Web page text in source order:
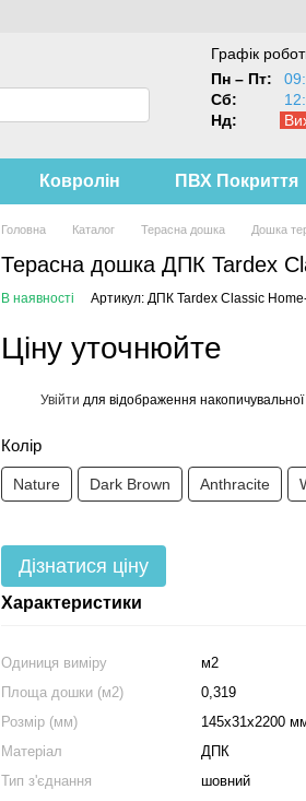
Графік
Пн – Пт:
Сб:
Нд:
Ковролін ПВХ Покриття
Головна Каталог Терасна дошка Дошка
Терасна дошка ДПК Tardex
В наявності Артикул: ДПК Tardex Classic
Ціну уточнюйте
Увійти для відображення
Колір
Nature Dark Brown Anthracite
Дізнатися ціну
Характеристики
Одиниця виміру
м2
Площа дошки (м2)
0,319
Розмір (мм)
145х31х2200
Матеріал
ДПК
Тип з'єднання
шовний